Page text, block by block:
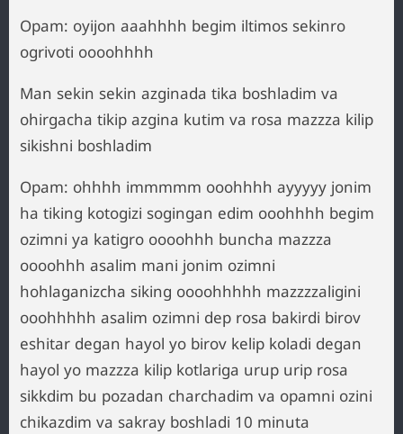
Opam: oyijon aaahhhh begim iltimos sekinro
ogrivoti oooohhhh
Man sekin sekin azginada tika boshladim va
ohirgacha tikip azgina kutim va rosa mazzza kilip
sikishni boshladim
Opam: ohhhh immmmm ooohhhh ayyyyy jonim
ha tiking kotogizi sogingan edim ooohhhh begim
ozimni ya katigro oooohhh buncha mazzza
oooohhh asalim mani jonim ozimni
hohlaganizcha siking oooohhhhh mazzzzaligini
ooohhhhh asalim ozimni dep rosa bakirdi birov
eshitar degan hayol yo birov kelip koladi degan
hayol yo mazzza kilip kotlariga urup urip rosa
sikkdim bu pozadan charchadim va opamni ozini
chikazdim va sakray boshladi 10 minuta